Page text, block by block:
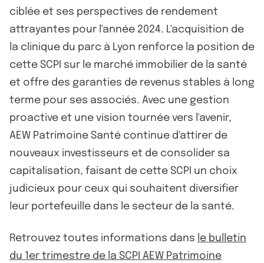
ciblée et ses perspectives de rendement
attrayantes pour l'année 2024. L'acquisition de
la clinique du parc à Lyon renforce la position de
cette SCPI sur le marché immobilier de la santé
et offre des garanties de revenus stables à long
terme pour ses associés. Avec une gestion
proactive et une vision tournée vers l'avenir,
AEW Patrimoine Santé continue d'attirer de
nouveaux investisseurs et de consolider sa
capitalisation, faisant de cette SCPI un choix
judicieux pour ceux qui souhaitent diversifier
leur portefeuille dans le secteur de la santé.
Retrouvez toutes informations dans le bulletin
du 1er trimestre de la SCPI AEW Patrimoine